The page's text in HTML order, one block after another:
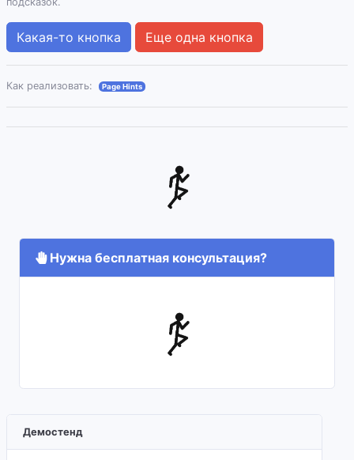
Какая-то кнопка Еще одна кнопка
Как реализовать: Page Hints
Нужна бесплатная консультация?
Демостенд